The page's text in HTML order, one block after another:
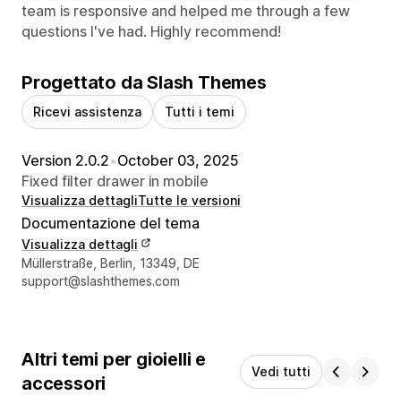
team is responsive and helped me through a few
questions I've had. Highly recommend!
Progettato da Slash Themes
Ricevi assistenza Tutti i temi
Version 2.0.2•October 03, 2025
Fixed filter drawer in mobile
Visualizza dettagliTutte le versioni
Documentazione del tema
Visualizza dettagli
Recapiti del designer
Müllerstraße, Berlin, 13349, DE
support@slashthemes.com
Altri temi per gioielli e
accessori
Vedi tutti